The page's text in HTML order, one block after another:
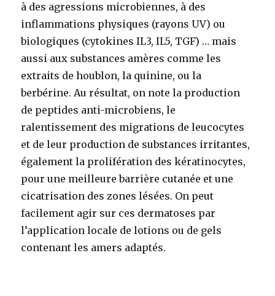
à des agressions microbiennes, à des
inflammations physiques (rayons UV) ou
biologiques (cytokines IL3, IL5, TGF) … mais
aussi aux substances amères comme les
extraits de houblon, la quinine, ou la
berbérine. Au résultat, on note la production
de peptides anti-microbiens, le
ralentissement des migrations de leucocytes
et de leur production de substances irritantes,
également la prolifération des kératinocytes,
pour une meilleure barrière cutanée et une
cicatrisation des zones lésées. On peut
facilement agir sur ces dermatoses par
l’application locale de lotions ou de gels
contenant les amers adaptés.